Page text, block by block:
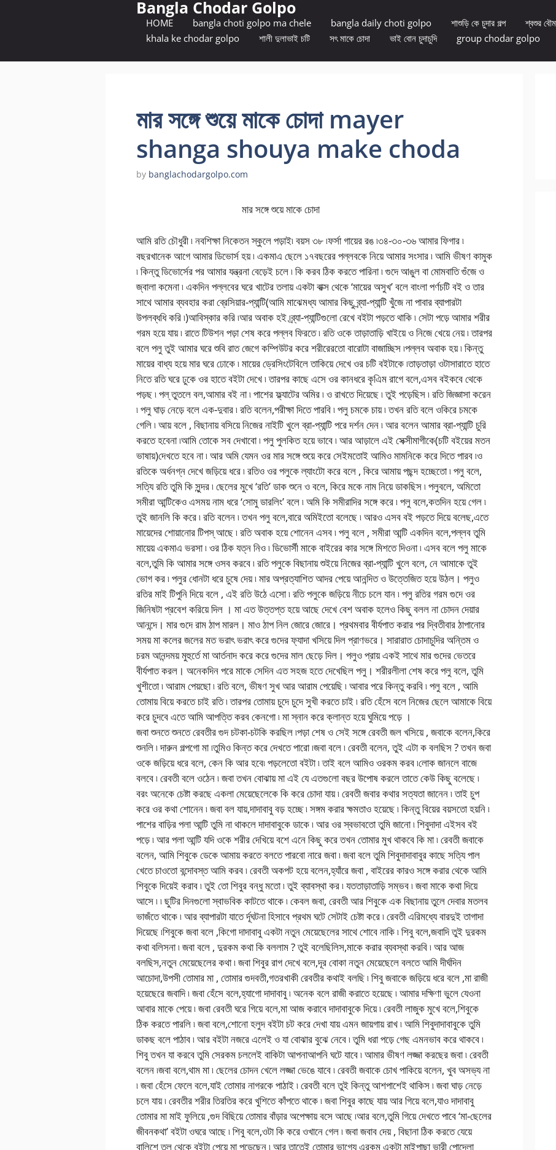
Bangla Chodar Golpo
HOME bangla choti golpo ma chele bangla daily choti golpo শাশুড়ি কে চুদার গল্প শ্বশুর
khala ke chodar golpo
শালী দুলাভাই চটি সৎ মাকে চোদা ভাই বোন চুদাচুদি group chodar golpo
মার সঙ্গে শুয়ে মাকে চোদা mayer
shanga shouya make choda
by banglachodargolpo.com
মার সঙ্গে শুয়ে মাকে চোদা
আমি রতি চৌধুরী ৷ নবশিক্ষা নিকেতন স্কুলে পড়াই৷ বয়স ৩৮ ৷ফর্সা গায়ের রঙ ৷৩৪-৩০-৩৬ আমার ফিগার ৷
বছরখানেক আগে আমার ডিভোর্স হয় ৷ একমাএ ছেলে ১৭বছরের পল্লবকে নিয়ে আমার সংসার ৷ আমি ভীষণ কামুক
৷ কিন্তু ডিভোর্সের পর আমার যন্ত্রনা বেড়েই চলে ৷ কি করব ঠিক করতে পারিনা ৷ গুদে আঙুল বা মোমবাতি গুঁজে ও
জ্বালা কমেনা ৷ একদিন পল্লবের ঘরে খাটের তলায় একটা বাক্স থেকে ‘মায়ের অসুখ’ বলে বাংলা পর্ণচটি বই ও তার
সাথে আমার ব্যবহার করা ব্রেসিয়ার-প্যান্টি(আমি মাঝেমধ্য আমার কিছু ব্র্যা-প্যান্টি খুঁজে না পাবার ব্যাপারটা
উপলব্ধধি করি ৷)আবিস্কার করি ৷আর অবাক হই ৷ব্র্যা-প্যান্টিগুলো রেখে বইটা পড়তে থাকি ৷ সেটা পড়ে আমার শরীর
গরম হয়ে যায় ৷ রাতে টিউশন পড়া শেষ করে পল্লব ফিরতে ৷ রতি ওকে তাড়াতাড়ি খাইয়ে ও নিজে খেয়ে নেয় ৷ তারপর
বলে পলু তুই আমার ঘরে শুবি রাত জেগে কম্পিউটর করে শরীরেরতো বারোটা বাজাচ্ছিস ৷পল্লব অবাক হয় ৷ কিন্তু
মায়ের বাধ্য হয়ে মার ঘরে ঢোকে ৷ মায়ের ড্রেসিংটেবিলে তাকিয়ে দেখে ওর চটি বইটাকে ৷তাড়তাড়া ওটাসারাতে হাতে
নিতে রতি ঘরে ঢুকে ওর হাতে বইটা দেখে ৷ তারপর কাছে এসে ওর কানধরে কৃএিম রাগে বলে,এসব বইকবে থেকে
পড়ছ ৷ পল্ তুতলে বল,আমার বই না ৷ পাশের ফ্ল্যাটের অমির ৷ ও রাখতে দিয়েছে ৷ তুই পড়েছিস ৷ রতি জিজ্ঞাসা করেন
৷ পলু ঘাড় নেড়ে বলে এক-দুবার ৷ রতি বলেন,পরীক্ষা দিতে পারবি ৷ পলু চমকে চায় ৷ তখন রতি বলে ওকিরে চমকে
গেলি ৷ আয় বলে , বিছানায় বসিয়ে নিজের নাইটি খুলে ব্রা-প্যান্টি পরে দর্শন দেন ৷ আর বলেন আমার ব্রা-প্যান্টি চুরি
করতে হবেনা ৷আমি তোকে সব দেখাবো ৷ পলু পুলকিত হয়ে ভাবে ৷ আর আড়ালে এই সেক্সীমাগীকে(চটি বইয়ের মতন
ভাষায়)দেখতে হবে না ৷ আর অমি যেমন ওর মার সঙ্গে শুয়ে করে সেইমতোই আমিও মামনিকে করে দিতে পারব ৷ও
রতিকে অর্ধনগ্ন দেখে জড়িয়ে ধরে ৷ রতিও ওর পলুকে ল্যাংটো করে বলে , কিরে আমায় পছন্দ হচ্ছেতো ৷ পলু বলে,
সত্যি রতি তুমি কি সুন্দর ৷ ছেলের মুখে ‘রতি’ ডাক শুনে ও বলে, কিরে মকে নাম নিয়ে ডাকছিস ৷ পলুবলে, অমিতো
সমীরা আন্টিকেও এসময় নাম ধরে ‘সোমু ডারলিং’ বলে ৷ অমি কি সমীরাদির সঙ্গে করে ৷ পলু বলে,কতদিন হয়ে গেল ৷
তুই জানলি কি করে ৷ রতি বলেন ৷ তখন পলু বলে,বারে অমিইতো বলেছে ৷ আরও এসব বই পড়তে দিয়ে বলেছ,এতে
মায়েদের শোয়ানোর টিপস্ আছে ৷ রতি অবাক হয়ে শোনেন এসব ৷ পলু বলে , সমীরা আন্টি একদিন বলে,পল্লব তুমি
মায়েয় একমাএ ভরসা ৷ ওর ঠিক যত্ন নিও ৷ ডিভোর্সী মাকে বাইরের কার সঙ্গে মিশতে দিওনা ৷ এসব বলে পলু মাকে
বলে,তুমি কি আমার সঙ্গে ওসব করবে ৷ রতি পলুকে বিছানায় শুইয়ে নিজের ব্রা-প্যান্টি খুলে বলে, নে আমাকে তুই
ভোগ কর ৷ পলুর ধোনটা ধরে চুষে দেয় ৷ মার অপ্রত্যাশিত আদর পেয়ে আনন্দিত ও উত্তেজিত হয়ে উঠল। পলুও
রতির মাই টিপুনি দিয়ে বলে , এই রতি উঠে এসো ৷ রতি পলুকে জড়িয়ে নীচে চলে যান ৷ পলু রতির গরম গুদে ওর
জিনিষটা প্রবেশ করিয়ে দিল । মা এত উত্তপ্ত হয়ে আছে দেখে বেশ অবাক হলেও কিছু বলল না চোদন দেয়ার
আনন্দে। মার গুদে রাম ঠাপ মারল। মাও ঠাপ নিল জোরে জোরে। প্রথমবার বীর্যপাত করার পর দ্বিতীবার ঠাপানোর
সময় মা কলের জলের মত ভরাৎ ভরাৎ করে গুদের ফ্যাদা খসিয়ে দিল প্রাণভরে। সারারাত চোদাচুদির অন্তিম ও
চরম আনন্দময় মুহুর্তে মা আর্তনাদ করে করে গুদের মাল ছেড়ে দিল। পলুও প্রায় একই সাথে মার গুদের ভেতরে
বীর্যপাত করল। অনেকদিন পরে মাকে সেদিন এত সহজ হতে দেখেছিল পলু। শরীরলীলা শেষ করে পলু বলে, তুমি
খুশীতো ৷ আরাম পেয়ছো ৷ রতি বলে, ভীষণ সুখ আর আরাম পেয়েছি ৷ আবার পরে কিন্তু করবি ৷ পলু বলে , আমি
তোমায় বিয়ে করতে চাই রতি ৷ তারপর তোমায় চুদে চুদে সুখী করতে চাই ৷ রতি হেঁসে বলে নিজের ছেলে আমাকে বিয়ে
করে চুদবে এতে আমি আপত্তি করব কেনগো ৷ মা স্নান করে ক্লান্ত হয়ে ঘুমিয়ে পড়ে ।
জবা শুনতে শুনতে রেবতীর গুদ চটকা-চটকি করছিল ৷পড়া শেষ ও সেই সঙ্গে রেবতী জল খসিয়ে , জবাকে বলেন,কিরে
শুনলি ৷ দারুন গল্পগো মা ৷তুমিও কিন্ত করে দেখতে পারো ৷জবা বলে ৷ রেবতী বলেন, তুই এটা ক বলছিস ? তখন জবা
ওকে জড়িয়ে ধরে বলে, কেন কি আর হবে৷ পড়লেতো বইটা ৷ তাই বলে আমিও ওরকম করব ৷লোক জানলে বাজে
বলবে ৷ রেবতী বলে ওঠেন ৷ জবা তখন বোঝায় মা এই যে এতগুলো বছর উপোষ করলে তাতে কেউ কিছু বলেছে ৷
বরং অনেকে চেষ্টা করছে একলা মেয়েছেলেকে কি করে চোদা যায় ৷ রেবতী জবার কথার সত্যতা জানেন ৷ তাই চুপ
করে ওর কথা শোনেন ৷ জবা বল যায়,দাদাবাবু বড় হচ্ছে ৷ সঙ্গম করার ক্ষমতাও হয়েছে ৷ কিন্তু বিয়ের বয়সতো হয়নি ৷
পাশের বাড়ির পলা আন্টি তুমি না থাকলে দাদাবাবুকে ডাকে ৷ আর ওর স্বভাবতো তুমি জানো ৷ শিবুদাদা এইসব বই
পড়ে ৷ আর পলা আন্টি যদি ওকে শরীর দেখিয়ে বশে এনে কিছু করে তখন তোমার মুখ থাকবে কি মা ৷ রেবতী জবাকে
বলেন, আমি শিবুকে ডেকে আমায় করতে বলতে পারবো নারে জবা ৷ জবা বলে তুমি শিবুদাদাবাবুর কাছে সত্যি পাল
খেতে চাওতো বন্দোবস্ত আমি করব ৷ রেবতী অকপট হয়ে বলেন,হ্যাঁরে জবা , বাইরের কারও সঙ্গে করার থেকে আমি
শিবুকে দিয়েই করাব ৷ তুই তো শিবুর বন্ধু মতো ৷ তুই ব্যাবস্থা কর ৷ যততাড়াতাড়ি সম্ভব ৷ জবা মাকে কথা দিয়ে
আসে ৷ ৷ ছুটির দিনগুলো স্বাভবিক কাটতে থাকে ৷ কেবল জবা, রেবতী আর শিবুকে এক বিছানায় তুলে দেবার মতলব
ভাজঁতে থাকে ৷ আর ব্যাপারটা যাতে র্দূঘটনা হিসাবে প্রথম ঘটে সেটাই চেষ্টা করে ৷ রেবতী এরিমধ্যে বারদুই তাগাদা
দিয়েছে ৷শিবুকে জবা বলে ,কিগো দাদাবাবু একটা নতুন মেয়েছেলের সাথে শোবে নাকি ৷ শিবু বলে,জবাদি তুই দুরকম
কথা বলিসনা ৷ জবা বলে , দুরকম কথা কি বললাম ? তুই বলেছিলিস,মাকে করার ব্যবস্থা করবি ৷ আর আজ
বলছিস,নতুন মেয়েছেলের কথা ৷ জবা শিবুর রাগ দেখে বলে,দূর বোকা নতুন মেয়েছেলে বলতে আমি দীর্ঘদিন
আচোদা,উপসী তোমার মা , তোমার গুদবতী,গতরখাকী রেবতীর কথাই বলছি ৷ শিবু জবাকে জড়িয়ে ধরে বলে ,মা রাজী
হয়েছেরে জবাদি ৷ জবা হেঁসে বলে,হ্যাগো দাদাবাবু ৷ অনেক বলে রাজী করাতে হয়েছে ৷ আমার দক্ষিণা ভুলে যেওনা
আবার মাকে পেয়ে ৷ জবা রেবতী ঘরে গিয়ে বলে,মা আজ করাবে দাদাবাবুকে দিয়ে ৷ রেবতী লাজুক মুখে বলে,শিবুকে
ঠিক করতে পারলি ৷ জবা বলে,শোনো হলুদ বইটা চট করে দেখা যায় এমন জায়গায় রাখ ৷ আমি শিবুদাদাবাবুকে তুমি
ডাকছ বলে পাঠাব ৷ আর বইটা নজরে এলেই ও যা বোঝার বুঝে নেবে ৷ তুমি ধরা পড়ে গেছ এমনভাব করে থাকবে ৷
শিবু তখন যা করবে তুমি সেরকম চললেই বাকিটা আপনাআপনি ঘটে যাবে ৷ আমার ভীষণ লজ্জা করছের জবা ৷ রেবতী
বলেন ৷জবা বলে,থাম মা ৷ ছেলের চোদন খেলে লজ্জা ভেঙে যাবে ৷ রেবতী জবাকে চোখ পাকিয়ে বলেন, খুব অসভ্য না
৷ জবা হেঁসে ফেলে বলে,যাই তোমার নাগরকে পাঠাই ৷ রেবতী বলে তুই কিন্তু আশপাশেই থাকিস ৷ জবা ঘাড় নেড়ে
চলে যায় ৷ রেবতীর শরীর তিরতির করে খুশিতে কাঁপতে থাকে ৷ জবা শিবুর কাছে যায় আর গিয়ে বলে,যাও দাদাবাবু
তোমার মা মাই ফুলিয়ে ,গুদ বিছিয়ে তোমার বাঁড়ার অপেক্ষায় বসে আছে ৷আর বলে,তুমি গিয়ে দেখতে পাবে ‘মা-ছেলের
জীবনকথা’ বইটা ওঘরে আছে ৷ শিবু বলে,ওটা কি করে ওখানে গেল ৷ জবা জবাব দেয় , বিছানা ঠিক করতে যেয়ে
বালিশে তল থেকে বইটা পেয়ে মা পড়েছেন ৷ আর তাতেই তোমার ভাগ্যে এরকম একটা মাইপাছা ভারী পোদেলা